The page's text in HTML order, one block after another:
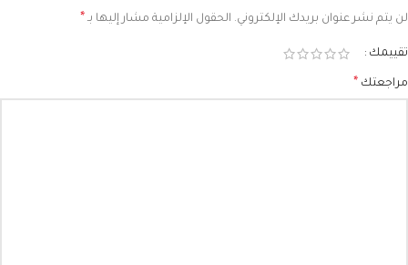
لن يتم نشر عنوان بريدك الإلكتروني. الحقول الإلزامية مشار إليها بـ *
تقييمك
مراجعتك *